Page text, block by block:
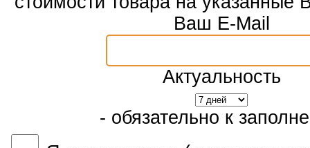
Ваш E-Mail
Актуальность
- обязательно к